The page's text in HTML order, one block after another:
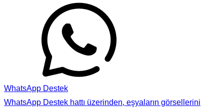
WhatsApp Destek
WhatsApp Destek hattı üzerinden, eşyaların görsellerini